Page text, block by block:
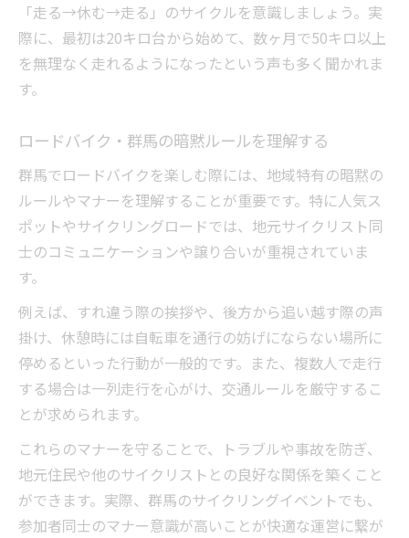
「走る→休む→走る」のサイクルを意識しましょう。実
際に、最初は20キロ台から始めて、数ヶ月で50キロ以上
を無理なく走れるようになったという声も多く聞かれま
す。
ロードバイク・群馬の暗黙ルールを理解する
群馬でロードバイクを楽しむ際には、地域特有の暗黙の
ルールやマナーを理解することが重要です。特に人気ス
ポットやサイクリングロードでは、地元サイクリスト同
士のコミュニケーションや譲り合いが重視されていま
す。
例えば、すれ違う際の挨拶や、後方から追い越す際の声
掛け、休憩時には自転車を通行の妨げにならない場所に
停めるといった行動が一般的です。また、複数人で走行
する場合は一列走行を心がけ、交通ルールを厳守するこ
とが求められます。
これらのマナーを守ることで、トラブルや事故を防ぎ、
地元住民や他のサイクリストとの良好な関係を築くこと
ができます。実際、群馬のサイクリングイベントでも、
参加者同士のマナー意識が高いことが快適な運営に繋が